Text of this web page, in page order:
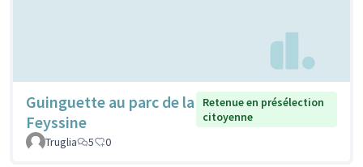
Guinguette au parc de la
Feyssine
Retenue en présélection
citoyenne
Truglia
5 0